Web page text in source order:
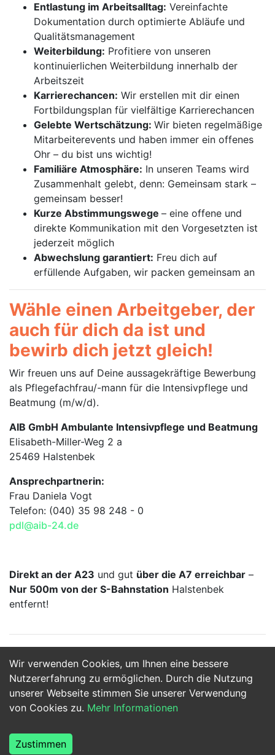
Wir verwenden Cookies, um Ihnen eine bessere
Nutzererfahrung zu ermöglichen. Durch die Nutzung
unserer Webseite stimmen Sie unserer Verwendung
von Cookies zu. Mehr Informationen
Zustimmen
Entlastung im Arbeitsalltag: Vereinfachte
Dokumentation durch optimierte Abläufe und
Qualitätsmanagement
Weiterbildung: Profitiere von unseren
kontinuierlichen Weiterbildung innerhalb der
Arbeitszeit
Karrierechancen: Wir erstellen mit dir einen
Fortbildungsplan für vielfältige Karrierechancen
Gelebte Wertschätzung: Wir bieten regelmäßige
Mitarbeiterevents und haben immer ein offenes
Ohr – du bist uns wichtig!
Familiäre Atmosphäre: In unseren Teams wird
Zusammenhalt gelebt, denn: Gemeinsam stark –
gemeinsam besser!
Kurze Abstimmungswege – eine offene und
direkte Kommunikation mit den Vorgesetzten ist
jederzeit möglich
Abwechslung garantiert: Freu dich auf
erfüllende Aufgaben, wir packen gemeinsam an
Wähle einen Arbeitgeber, der
auch für dich da ist und
bewirb dich jetzt gleich!
Wir freuen uns auf Deine aussagekräftige Bewerbung
als Pflegefachfrau/-mann für die Intensivpflege und
Beatmung (m/w/d).
AIB GmbH Ambulante Intensivpflege und Beatmung
Elisabeth-Miller-Weg 2 a
25469 Halstenbek
Ansprechpartnerin:
Frau Daniela Vogt
Telefon: (040) 35 98 248 - 0
pdl@aib-24.de
Direkt an der A23 und gut über die A7 erreichbar –
Nur 500m von der S-Bahnstation Halstenbek
entfernt!
Jetzt Bewerben